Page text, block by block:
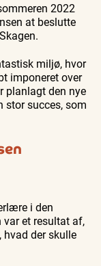
2022
at beslutte
miljø, hvor
imponeret over
planlagt den nye
stor succes, som
i den
var et resultat af,
hvad der skulle